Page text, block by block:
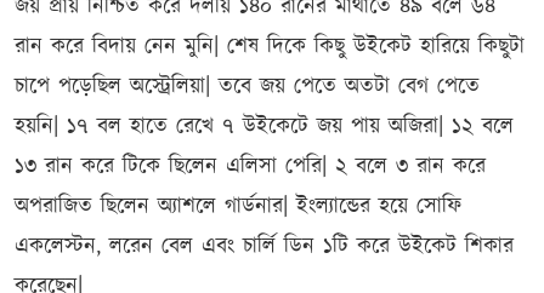
জয় প্রায় নিশ্চিত করে দলীয় ১৪০ রানের মাথাতে ৪৯ বলে ৬৪
রান করে বিদায় নেন মুনি| শেষ দিকে কিছু উইকেট হারিয়ে কিছুটা
চাপে পড়েছিল অস্ট্রেলিয়া| তবে জয় পেতে অতটা বেগ পেতে
হয়নি| ১৭ বল হাতে রেখে ৭ উইকেটে জয় পায় অজিরা| ১২ বলে
১৩ রান করে টিকে ছিলেন এলিসা পেরি| ২ বলে ৩ রান করে
অপরাজিত ছিলেন অ্যাশলে গার্ডনার| ইংল্যান্ডের হয়ে সোফি
একলেস্টন, লরেন বেল এবং চার্লি ডিন ১টি করে উইকেট শিকার